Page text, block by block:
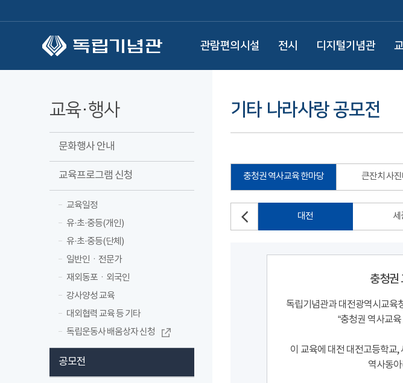
관람편의시설 전시 디지털기념관
교육·행사
문화행사 안내
교육프로그램 신청
교육일정
유·초·중등(개인)
유·초·중등(단체)
일반인ㆍ전문가
재외동포ㆍ외국인
강사양성 교육
대외협력 교육 등 기타
독립운동사 배움상자 신청
공모전
기타 나라사랑 공모전
충청권 역사교육 한마당 큰잔치 사
대전 세
충청권
독립기념관과 대전광역시교육
“충청권 역사교
이 교육에 대전 대전고등학교
역사동